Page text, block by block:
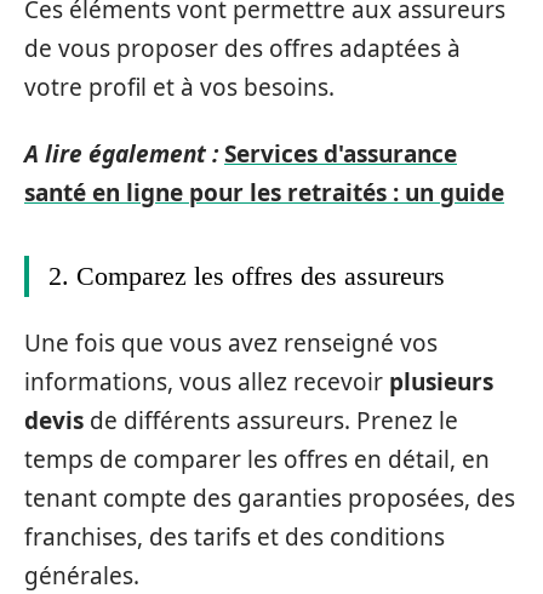
Ces éléments vont permettre aux assureurs
de vous proposer des offres adaptées à
votre profil et à vos besoins.
A lire également :Services d'assurance
santé en ligne pour les retraités : un guide
2. Comparez les offres des assureurs
Une fois que vous avez renseigné vos
informations, vous allez recevoir plusieurs
devis de différents assureurs. Prenez le
temps de comparer les offres en détail, en
tenant compte des garanties proposées, des
franchises, des tarifs et des conditions
générales.